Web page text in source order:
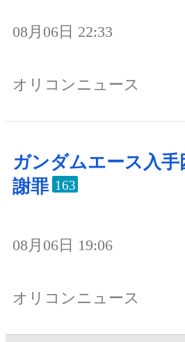
08月06日 22:33
オリコンニュース
ガンダムエース入手
謝罪 163
08月06日 19:06
オリコンニュース